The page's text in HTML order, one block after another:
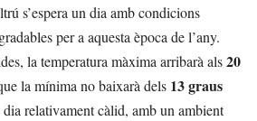
s’espera un dia amb condicions
per a aquesta època de l’any.
la temperatura màxima arribarà als20
la mínima no baixarà dels 13 graus
relativament càlid, amb un ambient